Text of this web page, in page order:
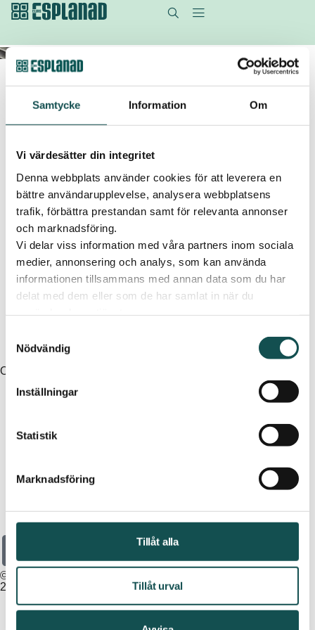
Samtycke Information Om
Vi värdesätter din integritet
Denna webbplats använder cookies för att leverera en
bättre användarupplevelse, analysera webbplatsens
trafik, förbättra prestandan samt för relevanta annonser
och marknadsföring.
Vi delar viss information med våra partners inom sociala
medier, annonsering och analys, som kan använda
informationen tillsammans med annan data som du har
delat med dem eller som de har samlat in när du
Nödvändig
Inställningar
Statistik
Marknadsföring
Tillåt alla
Tillåt urval
Publicerad 16 juni 2025
IKEA planera och beställ
har öppnat!
Torsdag 12/6 kl 10:00 öppnade IKEA Planera och beställ
hos oss på Elins Esplanad. Här får du som kund
möjlighet att möta heminredningsexperter, få personlig
service eller beställa produkter ur hela IKEAs sortiment.
Varmt välkommen in till butikschef Nikola och gänget!
Dela inlägget:
Om oss
© Elins Esplanad
2026
Inställningar för cookies
Just nu är det lite dålig signal.
0
-1
A-Ö Kategorier
Albrekts Guld
Apotek Hjärtat Cassels
Cubus
Din sko Dressmann
Espresso House